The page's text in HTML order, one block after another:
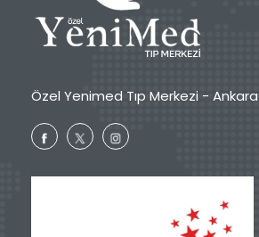
Özel Yenimed Tıp Merkezi - Ankara